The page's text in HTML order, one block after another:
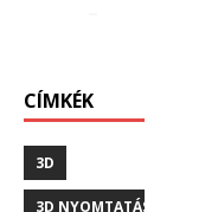
CÍMKÉK
3D
3D NYOMTATÁS